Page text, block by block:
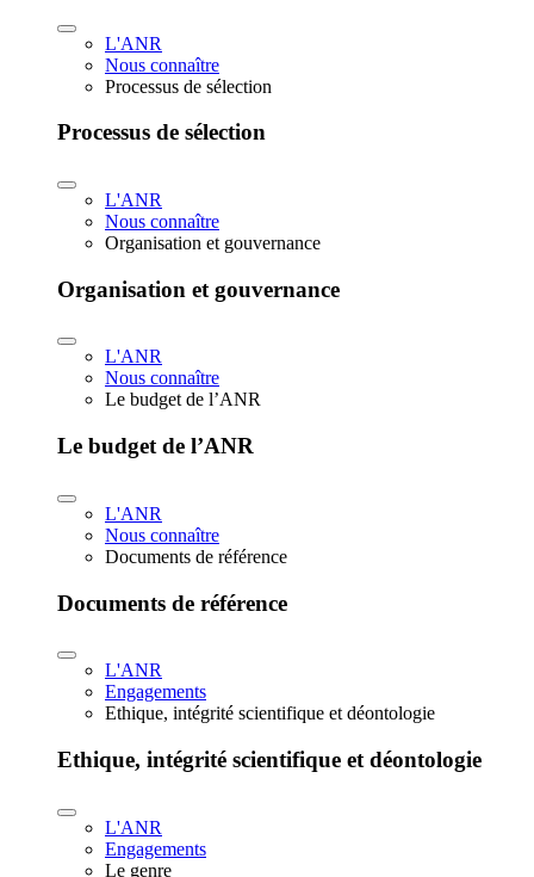
L'ANR
Nous connaître
Processus de sélection
Processus de sélection
L'ANR
Nous connaître
Organisation et gouvernance
Organisation et gouvernance
L'ANR
Nous connaître
Le budget de l’ANR
Le budget de l’ANR
L'ANR
Nous connaître
Documents de référence
Documents de référence
L'ANR
Engagements
Ethique, intégrité scientifique et déontologie
Ethique, intégrité scientifique et déontologie
L'ANR
Engagements
Le genre